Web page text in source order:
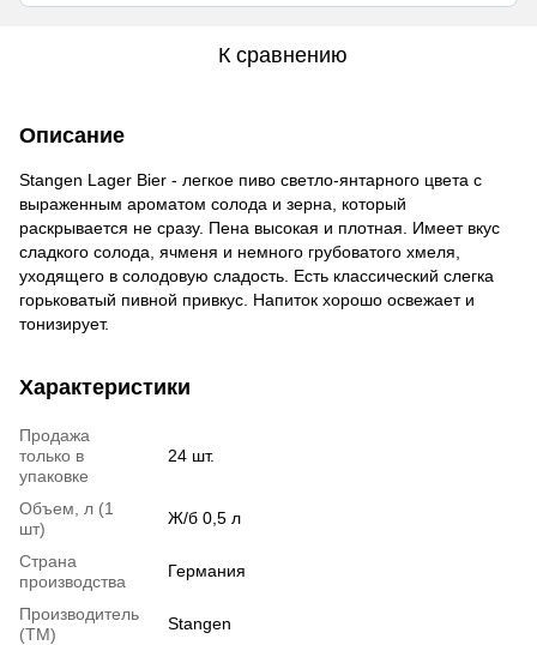
К сравнению
Описание
Stangen Lager Bier - легкое пиво светло-янтарного цвета с
выраженным ароматом солода и зерна, который
раскрывается не сразу. Пена высокая и плотная. Имеет вкус
сладкого солода, ячменя и немного грубоватого хмеля,
уходящего в солодовую сладость. Есть классический слегка
горьковатый пивной привкус. Напиток хорошо освежает и
тонизирует.
Характеристики
Продажа
только в
упаковке
24 шт.
Объем, л (1
шт)
Ж/б 0,5 л
Страна
производства
Германия
Производитель
(ТМ)
Stangen